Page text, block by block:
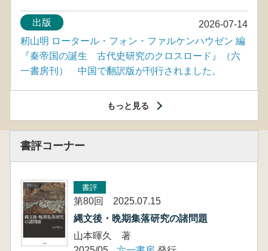
2026-07-14
出版
籾山明 ロータール・フォン・ファルケンハウゼン 編
『秦帝国の誕生 古代史研究のクロスロード』（六
一書房刊） 中国で翻訳版が刊行されました。
もっと見る
書評コーナー
書評
第80回 2025.07.15
縄文後・晩期集落研究の諸問題
山本暉久 著